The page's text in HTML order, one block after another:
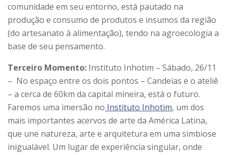
comunidade em seu entorno, está pautado na
produção e consumo de produtos e insumos da região
(do artesanato à alimentação), tendo na agroecologia a
base de seu pensamento.
Terceiro Momento: Instituto Inhotim – Sábado, 26/11
– No espaço entre os dois pontos – Candeias e o ateliê
– a cerca de 60km da capital mineira, está o futuro.
Faremos uma imersão no Instituto Inhotim, um dos
mais importantes acervos de arte da América Latina,
que une natureza, arte e arquitetura em uma simbiose
inigualável. Um lugar de experiência singular, onde